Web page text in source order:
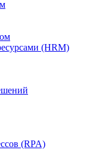
(HRM)
(RPA)